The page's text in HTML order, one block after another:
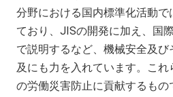
分野における国内標準化活動
ており、 JISの開発に加え、国
で説明するなど、機械安全及び
及にも力を入れています。こ
の労働災害防止に貢献するも